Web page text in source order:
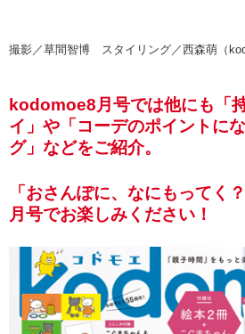
撮影／草間智博 スタイリング／西森萌（
kodomoe8月号では他にも「
イ」や「コーデのポイントに
グ」などをご紹介。
「おさんぽに、なにもってく
月号でお楽しみください！